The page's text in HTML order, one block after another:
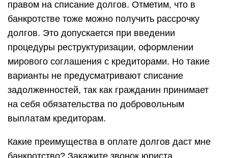
Как договориться с судебными
приставами?
не сделают счастливее. В таких условиях
возникает необходимость договариваться о
Согласно постановлению Пленума ВС РФ № 50
от 17 ноября 2015 года, можно обратиться